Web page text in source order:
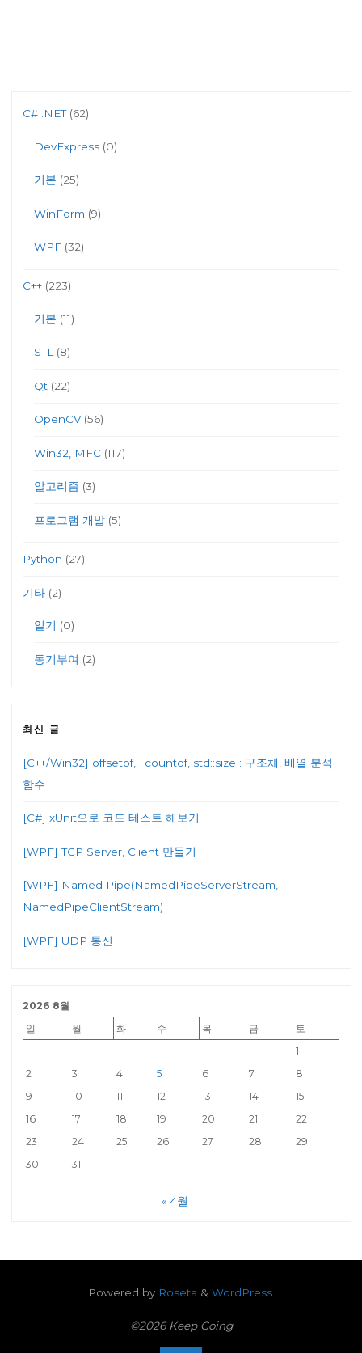
C# .NET(62)
DevExpress(0)
기본 (25)
WinForm (9)
WPF(32)
C++ (223)
기본 (11)
STL(8)
Qt(22)
OpenCV(56)
Win32, MFC(117)
알고리즘 (3)
프로그램 개발(5)
Python (27)
기타 (2)
일기 (0)
동기부여 (2)
최신 글
[C++/Win32] offsetof, _countof, std::size : 구조체, 배열 분석
함수
[C#] xUnit으로 코드 테스트 해보기
[WPF] TCP Server, Client 만들기
[WPF] Named Pipe(NamedPipeServerStream,
NamedPipeClientStream)
[WPF] UDP 통신
2026 8월
일
월 화 수 목 금
토
1
2
3 4 5 6 7
8
9
10 11 12 13 14
15
16
17 18 19 20 21
22
23
24 25 26 27 28
29
30
31
« 4월
Powered byRoseta & WordPress.
©2026 Keep Going